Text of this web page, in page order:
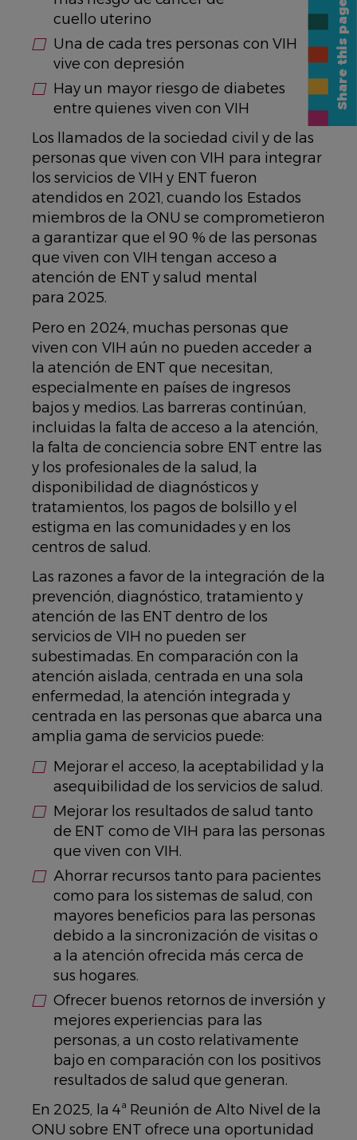
cuello uterino
Una de cada tres personas con VIH
vive con depresión
Hay un mayor riesgo de diabetes
entre quienes viven con VIH
Los llamados de la sociedad civil y de las
personas que viven con VIH para integrar
los servicios de VIH y ENT fueron
atendidos en 2021, cuando los Estados
miembros de la ONU se comprometieron
a garantizar que el 90 % de las personas
que viven con VIH tengan acceso a
atención de ENT y salud mental
para 2025.
Pero en 2024, muchas personas que
viven con VIH aún no pueden acceder a
la atención de ENT que necesitan,
especialmente en países de ingresos
bajos y medios. Las barreras continúan,
incluidas la falta de acceso a la atención,
la falta de conciencia sobre ENT entre las
y los profesionales de la salud, la
disponibilidad de diagnósticos y
tratamientos, los pagos de bolsillo y el
estigma en las comunidades y en los
centros de salud.
Las razones a favor de la integración de la
prevención, diagnóstico, tratamiento y
atención de las ENT dentro de los
servicios de VIH no pueden ser
subestimadas. En comparación con la
atención aislada, centrada en una sola
enfermedad, la atención integrada y
centrada en las personas que abarca una
amplia gama de servicios puede:
Mejorar el acceso, la aceptabilidad y la
asequibilidad de los servicios de salud.
Mejorar los resultados de salud tanto
de ENT como de VIH para las personas
que viven con VIH.
Ahorrar recursos tanto para pacientes
como para los sistemas de salud, con
mayores beneficios para las personas
debido a la sincronización de visitas o
a la atención ofrecida más cerca de
sus hogares.
Ofrecer buenos retornos de inversión y
mejores experiencias para las
personas, a un costo relativamente
bajo en comparación con los positivos
resultados de salud que generan.
En 2025, la 4ª Reunión de Alto Nivel de la
ONU sobre ENT ofrece una oportunidad
Share this page